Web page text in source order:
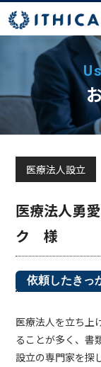
医療法人設立
医療法人勇
ク 様
依頼したきっ
医療法人を立ち上
ることが多く、書
設立の専門家を探